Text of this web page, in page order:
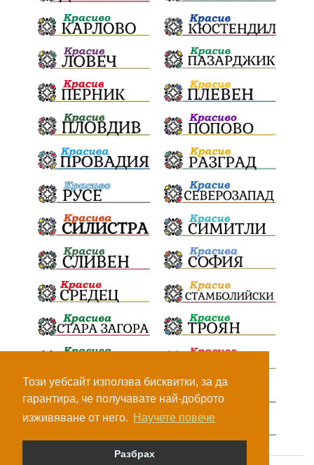
Този уебсайт използва бисквитки, за да
гарантира, че получавате най-доброто
изживяване от него. Научете повече
Разбрах